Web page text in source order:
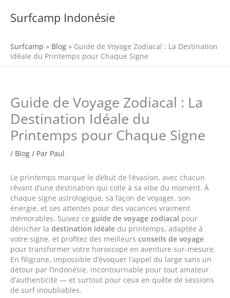
contenu
Surfcamp Indonésie
Surfcamp » Blog » Guide de Voyage Zodiacal : La Destination
Idéale du Printemps pour Chaque Signe
Guide de Voyage Zodiacal : La
Destination Idéale du
Printemps pour Chaque Signe
/ Blog / Par Paul
Le printemps marque le début de l’évasion, avec chacun
rêvant d’une destination qui colle à sa vibe du moment. À
chaque signe astrologique, sa façon de voyager, son
énergie, et ses attentes pour des vacances vraiment
mémorables. Suivez ce guide de voyage zodiacal pour
dénicher la destination idéale du printemps, adaptée à
votre signe, et profitez des meilleurs conseils de voyage
pour transformer votre horoscope en aventure sur-mesure.
En filigrane, impossible d’évoquer l’appel du large sans un
détour par l’Indonésie, incontournable pour tout amateur
d’authenticité — et surtout pour ceux en quête de sessions
de surf inoubliables.